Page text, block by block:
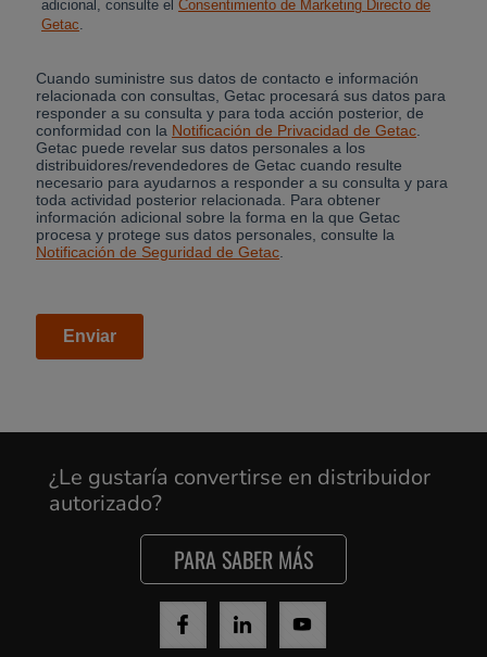
Cancel
Yes, I agree
¿Le gustaría convertirse en distribuidor
autorizado?
PARA SABER MÁS